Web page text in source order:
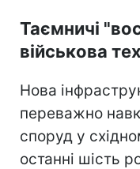
Таємничі
військова
Нова
переважно
споруд у
останні шість